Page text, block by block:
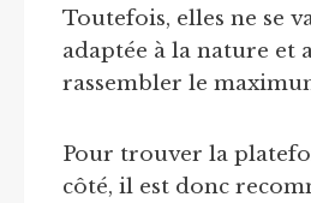
Toutefois, elles ne se
adaptée à la nature et
rassembler le
Pour trouver la
côté, il est donc